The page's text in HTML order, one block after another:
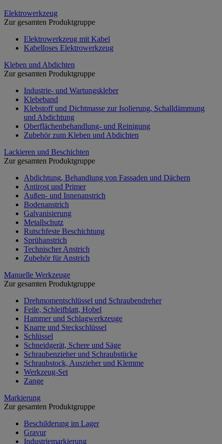
Elektrowerkzeug
Zur gesamten Produktgruppe
Elektrowerkzeug mit Kabel
Kabelloses Elektrowerkzeug
Kleben und Abdichten
Zur gesamten Produktgruppe
Industrie- und Wartungskleber
Klebeband
Klebstoff und Dichtmasse zur Isolierung, Schalldämmung
und Abdichtung
Oberflächenbehandlung- und Reinigung
Zubehör zum Kleben und Abdichten
Lackieren und Beschichten
Zur gesamten Produktgruppe
Abdichtung, Behandlung von Fassaden und Dächern
Antirost und Primer
Außen- und Innenanstrich
Bodenanstrich
Galvanisierung
Metallschutz
Rutschfeste Beschichtung
Sprühanstrich
Technischer Anstrich
Zubehör für Anstrich
Manuelle Werkzeuge
Zur gesamten Produktgruppe
Drehmomentschlüssel und Schraubendreher
Feile, Schleifblatt, Hobel
Hammer und Schlagwerkzeuge
Knarre und Steckschlüssel
Schlüssel
Schneidgerät, Schere und Säge
Schraubenzieher und Schraubstücke
Schraubstock, Auszieher und Klemme
Werkzeug-Set
Zange
Markierung
Zur gesamten Produktgruppe
Beschilderung im Lager
Gravur
Industriemarkierung